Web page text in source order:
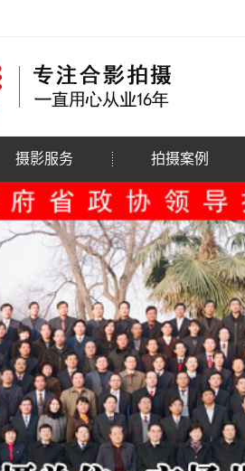
摄影服务
大型合影拍摄
单位团体合影
毕业集体合影
会议摄影录制
活动合影拍摄
拍摄案例